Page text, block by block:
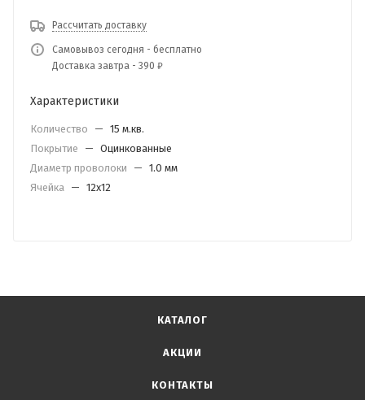
Рассчитать доставку
Самовывоз сегодня - бесплатно
Доставка завтра - 390 ₽
Характеристики
Количество — 15 м.кв.
Покрытие
— Оцинкованные
Диаметр проволоки
— 1.0 мм
Ячейка — 12х12
КАТАЛОГ
АКЦИИ
КОНТАКТЫ